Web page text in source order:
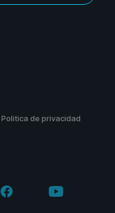
Politica de privacidad